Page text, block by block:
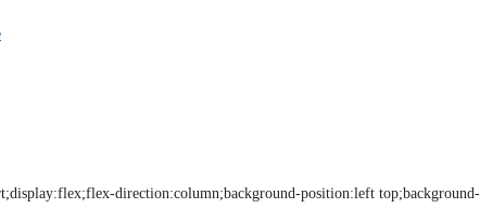
direction:column;background-position:left